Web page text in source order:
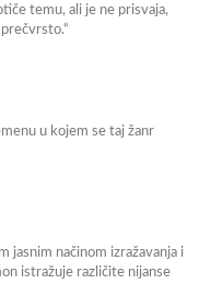
temu, ali je ne prisvaja,
u kojem se taj žanr
jasnim načinom izražavanja i
istražuje različite nijanse